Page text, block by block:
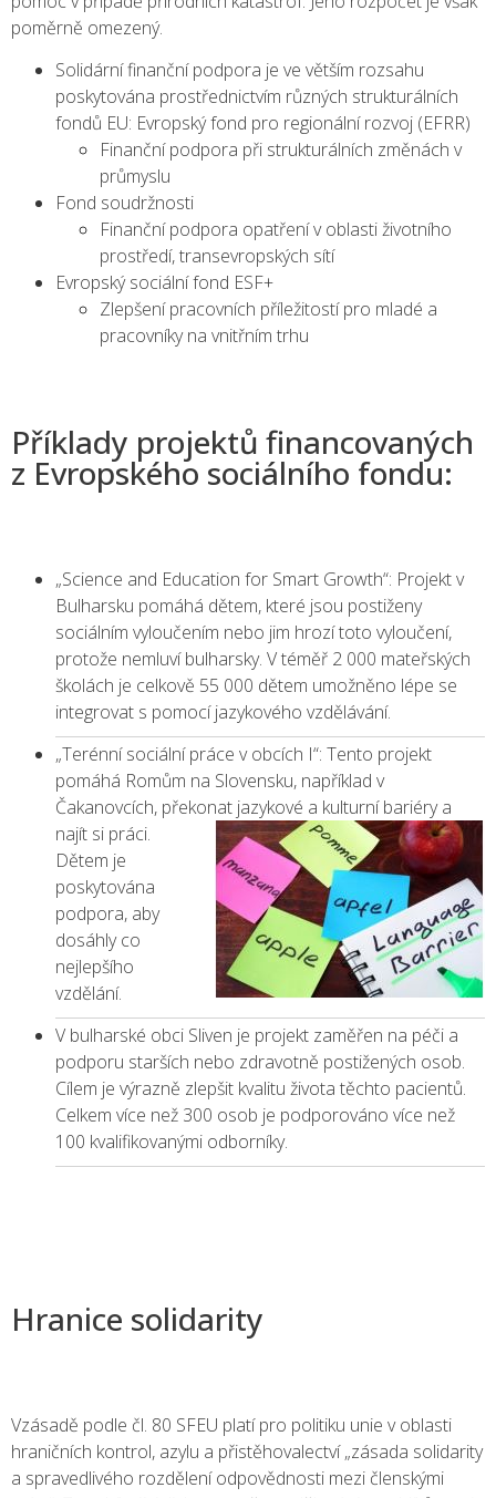
poměrně omezený.
Solidární finanční podpora je ve větším rozsahu
poskytována prostřednictvím různých strukturálních
fondů EU: Evropský fond pro regionální rozvoj (EFRR)
Finanční podpora při strukturálních změnách v
průmyslu
Fond soudržnosti
Finanční podpora opatření v oblasti životního
prostředí, transevropských sítí
Evropský sociální fond ESF+
Zlepšení pracovních příležitostí pro mladé a
pracovníky na vnitřním trhu
Příklady projektů financovaných
z Evropského sociálního fondu:
„Science and Education for Smart Growth“: Projekt v
Bulharsku pomáhá dětem, které jsou postiženy
sociálním vyloučením nebo jim hrozí toto vyloučení,
protože nemluví bulharsky. V téměř 2 000 mateřských
školách je celkově 55 000 dětem umožněno lépe se
integrovat s pomocí jazykového vzdělávání.
„Terénní sociální práce v obcích I“: Tento projekt
pomáhá Romům na Slovensku, například v
Čakanovcích, překonat jazykové a kulturní bariéry a
najít si práci.
Dětem je
poskytována
podpora, aby
dosáhly co
nejlepšího
vzdělání.
V bulharské obci Sliven je projekt zaměřen na péči a
podporu starších nebo zdravotně postižených osob.
Cílem je výrazně zlepšit kvalitu života těchto pacientů.
Celkem více než 300 osob je podporováno více než
100 kvalifikovanými odborníky.
Hranice solidarity
Vzásadě podle čl. 80 SFEU platí pro politiku unie v oblasti
hraničních kontrol, azylu a přistěhovalectví „zásada solidarity
a spravedlivého rozdělení odpovědnosti mezi členskými